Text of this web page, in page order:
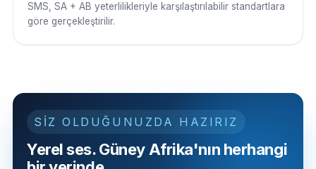
SMS, SA + AB yeterlilikleriyle karşılaştırılabilir standartlara
göre gerçekleştirilir.
SİZ OLDUĞUNUZDA HAZIRIZ
Yerel ses. Güney Afrika'nın herhangi